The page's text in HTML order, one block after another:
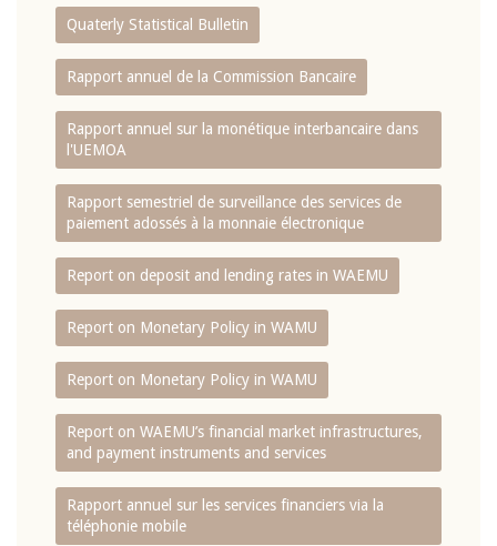
Quaterly Statistical Bulletin
Rapport annuel de la Commission Bancaire
Rapport annuel sur la monétique interbancaire dans
l'UEMOA
Rapport semestriel de surveillance des services de
paiement adossés à la monnaie électronique
Report on deposit and lending rates in WAEMU
Report on Monetary Policy in WAMU
Report on Monetary Policy in WAMU
Report on WAEMU’s financial market infrastructures,
and payment instruments and services
Rapport annuel sur les services financiers via la
téléphonie mobile